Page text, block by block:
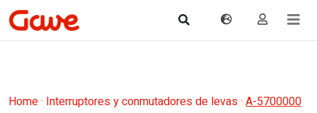
Home· Interruptores y conmutadores de levas· A-5700000